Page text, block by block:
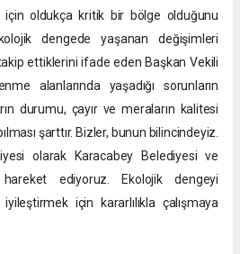
için oldukça kritik bir bölge olduğunu
dengede yaşanan değişimleri
ettiklerini ifade eden Başkan Vekili
alanlarında yaşadığı sorunların
durumu, çayır ve meraların kalitesi
şarttır. Bizler, bunun bilincindeyiz.
olarak Karacabey Belediyesi ve
hareket ediyoruz. Ekolojik dengeyi
için kararlılıkla çalışmaya